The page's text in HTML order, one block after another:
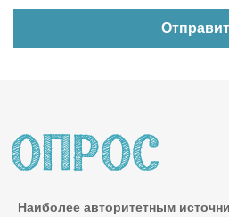
Наиболее авторитетным